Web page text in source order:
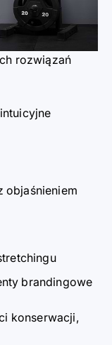
rozwiązań
objaśnieniem
brandingowe
konserwacji,